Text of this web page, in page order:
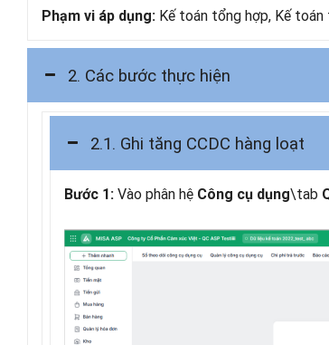
Phạm vi áp dụng: Kế toán tổng hợp, Kế toán
2. Các bước thực hiện
2.1. Ghi tăng CCDC hàng loạt
Bước 1: Vào phân hệ Công cụ dụng\tab